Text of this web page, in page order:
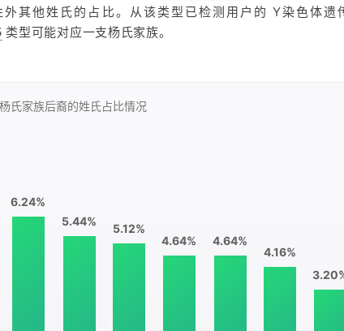
外其他姓氏的占比。从该类型已检测用户的 Y染色体遗
类型可能对应一支杨氏家族。
氏家族后裔的姓氏占比情况
6.24%
5.44%
5.12%
4.64% 4.64%
4.16%